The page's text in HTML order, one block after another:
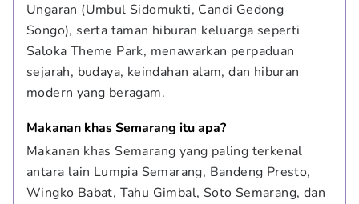
Ungaran (Umbul Sidomukti, Candi Gedong
Songo), serta taman hiburan keluarga seperti
Saloka Theme Park, menawarkan perpaduan
sejarah, budaya, keindahan alam, dan hiburan
modern yang beragam.
Makanan khas Semarang itu apa?
Makanan khas Semarang yang paling terkenal
antara lain Lumpia Semarang, Bandeng Presto,
Wingko Babat, Tahu Gimbal, Soto Semarang, dan